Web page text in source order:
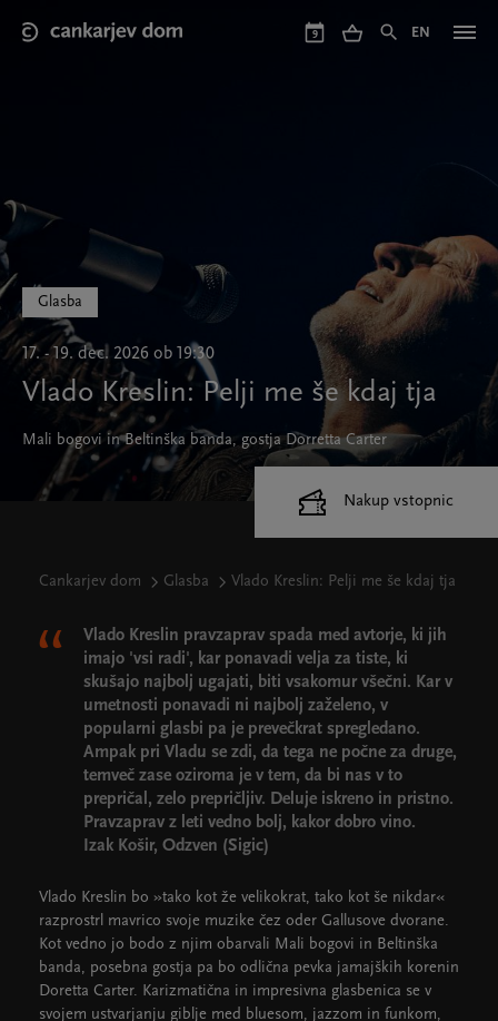
main
9 EN
Glasba
17. - 19. dec. 2026 ob 19:30
Vlado Kreslin: Pelji me še kdaj tja
Mali bogovi in Beltinška banda, gostja Dorretta Carter
Cankarjev dom Glasba Vlado Kreslin: Pelji me še kdaj tja
Vlado Kreslin pravzaprav spada med avtorje, ki jih
imajo 'vsi radi', kar ponavadi velja za tiste, ki
skušajo najbolj ugajati, biti vsakomur všečni. Kar v
umetnosti ponavadi ni najbolj zaželeno, v
popularni glasbi pa je prevečkrat spregledano.
Ampak pri Vladu se zdi, da tega ne počne za druge,
temveč zase oziroma je v tem, da bi nas v to
prepričal, zelo prepričljiv. Deluje iskreno in pristno.
Pravzaprav z leti vedno bolj, kakor dobro vino.
Izak Košir, Odzven (Sigic)
Vlado Kreslin bo »tako kot že velikokrat, tako kot še nikdar«
razprostrl mavrico svoje muzike čez oder Gallusove dvorane.
Kot vedno jo bodo z njim obarvali Mali bogovi in Beltinška
banda, posebna gostja pa bo odlična pevka jamajških korenin
Doretta Carter. Karizmatična in impresivna glasbenica se v
svojem ustvarjanju giblje med bluesom, jazzom in funkom,
Nakup vstopnic